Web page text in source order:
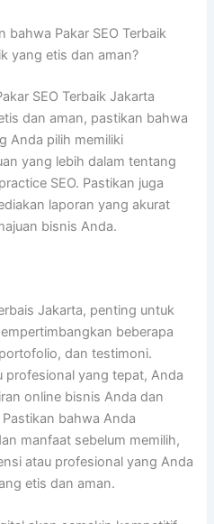
bahwa Pakar SEO Terbaik
yang etis dan aman?
SEO Terbaik Jakarta
dan aman, pastikan bahwa
Anda pilih memiliki
yang lebih dalam tentang
SEO. Pastikan juga
laporan yang akurat
bisnis Anda.
Jakarta, penting untuk
beberapa
dan testimoni.
profesional yang tepat, Anda
online bisnis Anda dan
bahwa Anda
manfaat sebelum memilih,
atau profesional yang Anda
etis dan aman.